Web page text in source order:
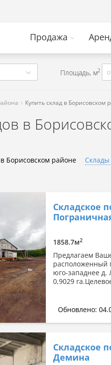
Продажа
Площадь, м2
Купить склад в Борисовском
в
Борисовском районе
Складское
1858.7м2
Предлагаем
расположенный
юго-западнее д.
0,9029
Обновлено:
Складское
Демина